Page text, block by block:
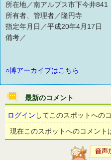
所在地／南アルプス市下今井841
所有者、管理者／隆円寺
指定年月日／平成20年4月17日
備考／
○博アーカイブはこちら
最新のコメント
ログイン してこのスポットへの
現在このスポットへのコメント